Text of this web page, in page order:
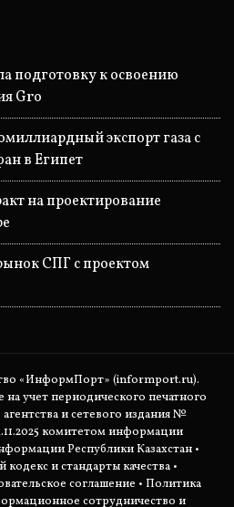
подготовку к освоению
Gro
экспорт газа с
в Египет
на проектирование
СПГ с проектом
«ИнформПорт» (informport.ru).
учет периодического печатного
и сетевого издания №
комитетом информации
Республики Казахстан •
и стандарты качества •
соглашение • Политика
сотрудничество и